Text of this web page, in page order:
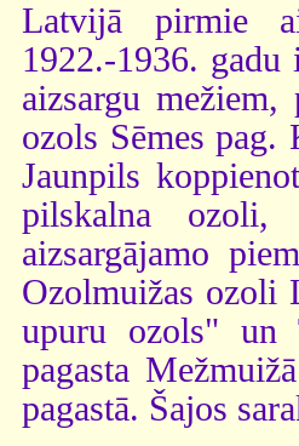
Latvijā pirmie
1922.-1936.
aizsargu
ozols Sēmes
Jaunpils
pilskalna
aizsargājamo
Ozolmuižas ozoli
upuru ozols" un
pagasta
pagastā. Šajos